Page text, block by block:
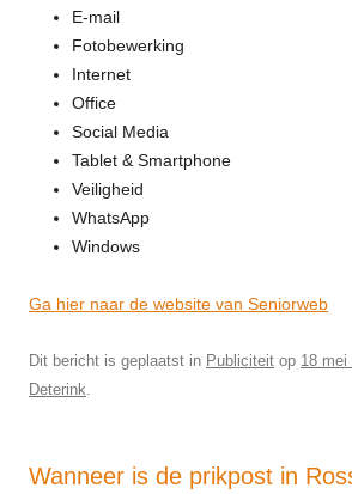
E-mail
Fotobewerking
Internet
Office
Social Media
Tablet & Smartphone
Veiligheid
WhatsApp
Windows
Ga hier naar de website van Seniorweb
Dit bericht is geplaatst in Publiciteit op 18 mei
Deterink.
Wanneer is de prikpost in